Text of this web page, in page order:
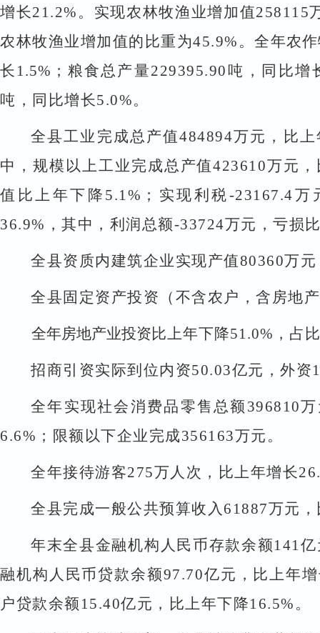
增长21.2% 。实现农林牧渔业增加值258115
农林牧渔业增加值的比重为45.9% 。全年农
长 1.5% ；粮食总产量229395.90 吨，同比增
吨，同比增长5.0%。
全县工业完成总产值484894万元，比
中，规模以上工业完成总产值423610万元
值比上年下降 5.1% ；实现利税-23167.4万
36.9% ，其中，利润总额-33724万元，亏损
全县资质内建筑企业实现产值80360万元
全县固定资产投资（不含农户，含房地
全年房地产业投资比上年下降51.0% ，占比
招商引资实际到位内资50.03亿元，外资
全年实现社会消费品零售总额 396810
6.6% ；限额以下企业完成356163万元。
全年接待游客275万人次，比上年增长
全县完成一般公共预算收入 61887万元
年末全县金融机构人民币存款余额141
融机构人民币贷款余额97.70亿元，比上年
户贷款余额 15.40亿元，比上年下降16.5% 。